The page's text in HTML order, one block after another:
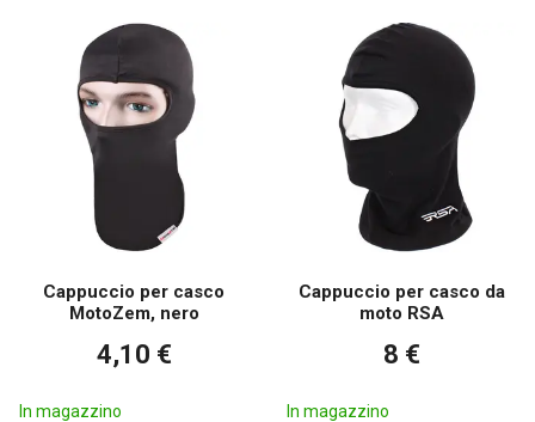
Cappuccio per casco
MotoZem, nero
4,10 €
In magazzino
Cappuccio per casco da
moto RSA
8 €
In magazzino